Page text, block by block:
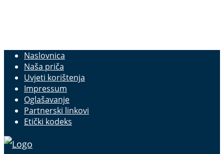
Naslovnica
Naša priča
Uvjeti korištenja
Impressum
Oglašavanje
Partnerski linkovi
Etički kodeks